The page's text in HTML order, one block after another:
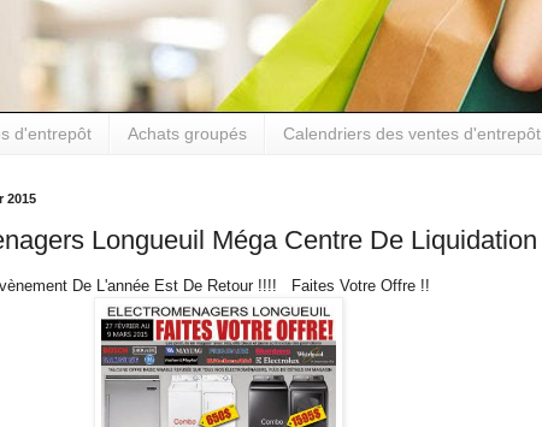
d'entrepôt Achats groupés Calendriers des ventes d'entrepôt
2015
Longueuil Méga Centre De Liquidation
De L'année Est De Retour !!!! Faites Votre Offre !!